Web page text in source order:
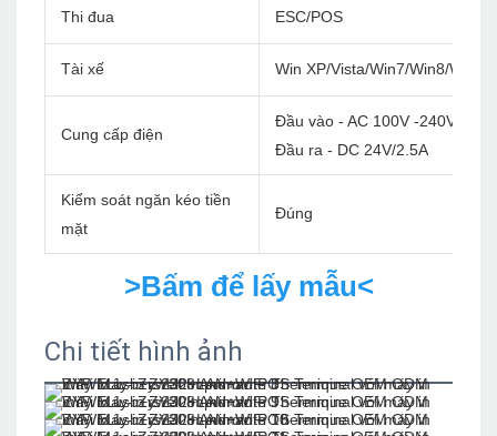
Thi đua ESC/POS
Tài xế Win XP/Vista/Win7/Win8/
Cung cấp điện
Đầu vào - AC 100V -240V/60Hz
Đầu ra - DC 24V/2.5A
Kiểm soát ngăn kéo tiền
mặt
Đúng
>Bấm để lấy mẫu<
Chi tiết hình ảnh